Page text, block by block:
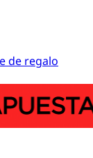
de regalo